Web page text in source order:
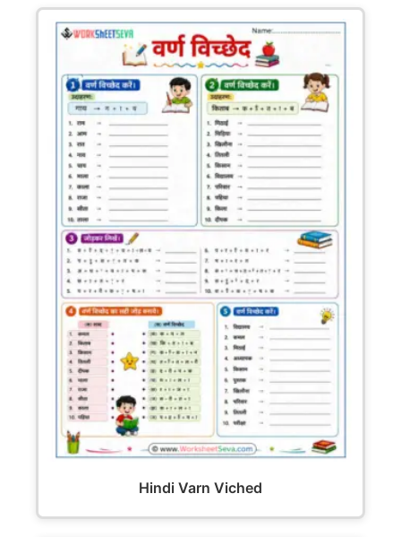
Hindi Varn Viched